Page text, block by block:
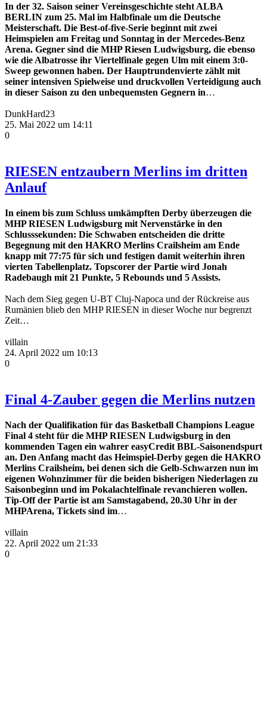
In der 32. Saison seiner Vereinsgeschichte steht ALBA
BERLIN zum 25. Mal im Halbfinale um die Deutsche
Meisterschaft. Die Best-of-five-Serie beginnt mit zwei
Heimspielen am Freitag und Sonntag in der Mercedes-Benz
Arena. Gegner sind die MHP Riesen Ludwigsburg, die ebenso
wie die Albatrosse ihr Viertelfinale gegen Ulm mit einem 3:0-
Sweep gewonnen haben. Der Hauptrundenvierte zählt mit
seiner intensiven Spielweise und druckvollen Verteidigung auch
in dieser Saison zu den unbequemsten Gegnern in…
DunkHard23
25. Mai 2022 um 14:11
0
RIESEN entzaubern Merlins im dritten
Anlauf
In einem bis zum Schluss umkämpften Derby überzeugen die
MHP RIESEN Ludwigsburg mit Nervenstärke in den
Schlusssekunden: Die Schwaben entscheiden die dritte
Begegnung mit den HAKRO Merlins Crailsheim am Ende
knapp mit 77:75 für sich und festigen damit weiterhin ihren
vierten Tabellenplatz. Topscorer der Partie wird Jonah
Radebaugh mit 21 Punkte, 5 Rebounds und 5 Assists.
Nach dem Sieg gegen U-BT Cluj-Napoca und der Rückreise aus
Rumänien blieb den MHP RIESEN in dieser Woche nur begrenzt
Zeit…
villain
24. April 2022 um 10:13
0
Final 4-Zauber gegen die Merlins nutzen
Nach der Qualifikation für das Basketball Champions League
Final 4 steht für die MHP RIESEN Ludwigsburg in den
kommenden Tagen ein wahrer easyCredit BBL-Saisonendspurt
an. Den Anfang macht das Heimspiel-Derby gegen die HAKRO
Merlins Crailsheim, bei denen sich die Gelb-Schwarzen nun im
eigenen Wohnzimmer für die beiden bisherigen Niederlagen zu
Saisonbeginn und im Pokalachtelfinale revanchieren wollen.
Tip-Off der Partie ist am Samstagabend, 20.30 Uhr in der
MHPArena, Tickets sind im…
villain
22. April 2022 um 21:33
0